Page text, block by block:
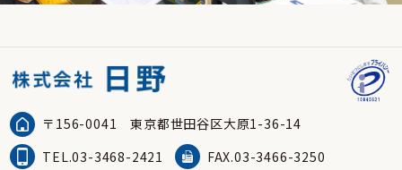
〒156-0041東京都世田谷区大原1-36-14
TEL.03-3468-2421
FAX.03-3466-3250